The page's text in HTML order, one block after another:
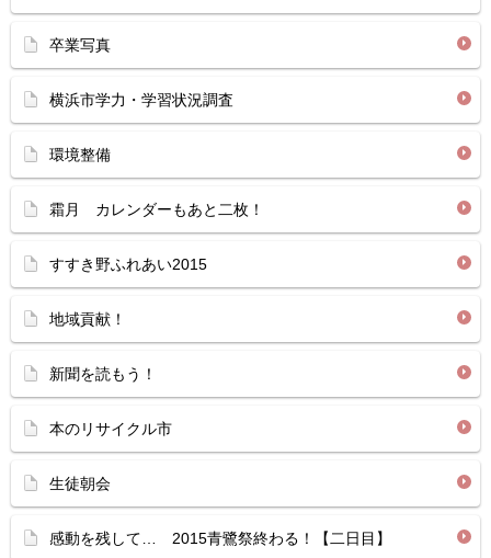
卒業写真
横浜市学力・学習状況調査
環境整備
霜月 カレンダーもあと二枚！
すすき野ふれあい2015
地域貢献！
新聞を読もう！
本のリサイクル市
生徒朝会
感動を残して… 2015青鷺祭終わる！【二日目】